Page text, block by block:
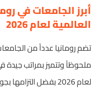
أبرز الجامعات في
العالمية لعام 2026
تضم رومانيا عدداً من
ملحوظاً وتتميز بمراتب جيدة
لعام 2026 بفضل